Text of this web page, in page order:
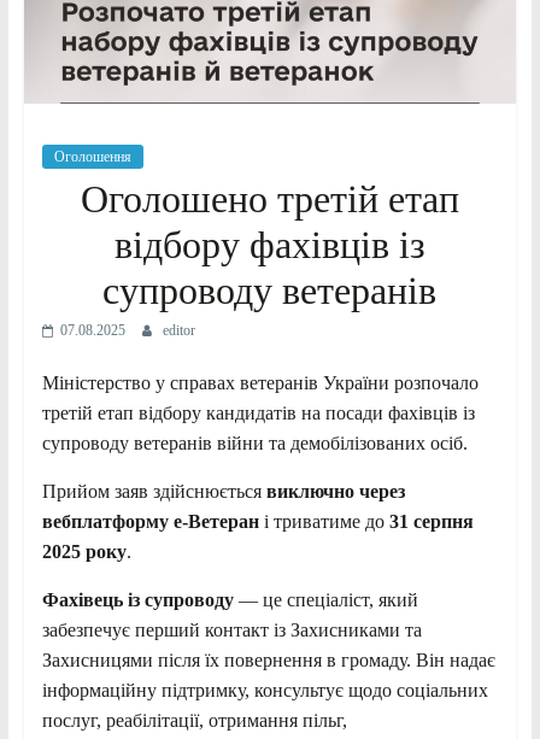
Оголошення
Оголошено третій етап
відбору фахівців із
супроводу ветеранів
07.08.2025 editor
Міністерство у справах ветеранів України розпочало
третій етап відбору кандидатів на посади фахівців із
супроводу ветеранів війни та демобілізованих осіб.
Прийом заяв здійснюється виключно через
вебплатформу е-Ветерані триватиме до 31 серпня
2025 року.
Фахівець із супроводу— це спеціаліст, який
забезпечує перший контакт із Захисниками та
Захисницями після їх повернення в громаду. Він надає
інформаційну підтримку, консультує щодо соціальних
послуг, реабілітації, отримання пільг,